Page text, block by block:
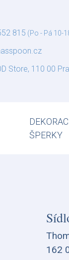
815 (Po - Pá 10-
Store, 110 00
ŠPERKY
162